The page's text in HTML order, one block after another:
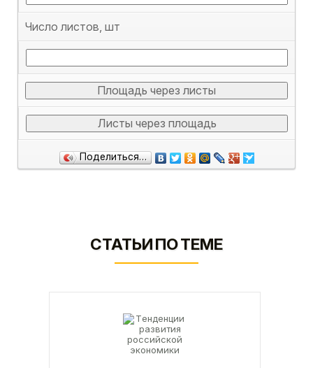
Число листов, шт
Площадь через листы
Листы через площадь
Поделиться…
СТАТЬИ ПО ТЕМЕ